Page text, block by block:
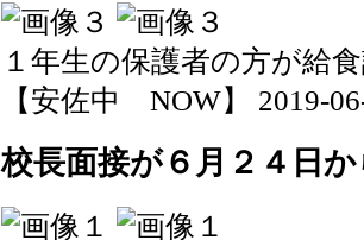
１年生の保護者の方が給
【安佐中 NOW】 2019-
校長面接が６月２４日